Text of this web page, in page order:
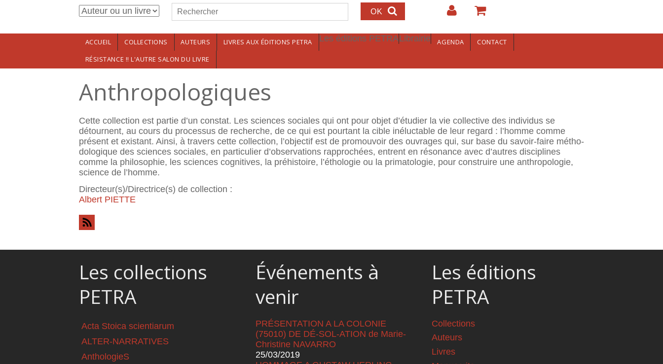
Aller au contenu principalFormulaire de recherche
Rechercher
ACCUEIL COLLECTIONS AUTEURS LIVRES AUX ÉDITIONS PETRA Les éditions PETRALibrairie AGENDA
CONTACT
RÉSISTANCE !! L'AUTRE SALON DU LIVRE
Anthropologiques
Cette collection est partie d’un constat. Les sciences sociales qui ont pour objet d’étudier la vie collective des individus se
détournent, au cours du processus de recherche, de ce qui est pourtant la cible inéluctable de leur regard : l’homme comme
présent et existant. Ainsi, à travers cette collection, l’objectif est de promouvoir des ouvrages qui, sur base du savoir-faire métho­
dologique des sciences sociales, en particulier d’observations rapprochées, entrent en résonance avec d’autres disciplines
comme la philosophie, les sciences cognitives, la préhistoire, l’éthologie ou la primatologie, pour construire une anthropo­logie,
science de l’homme.
Directeur(s)/Directrice(s) de collection :
Albert PIETTE
Les collections
PETRA
Acta Stoica scientiarum
ALTER-NARRATIVES
AnthologieS
Événements à
venir
PRÉSENTATION A LA COLONIE
(75010) DE DÉ-SOL-ATION de Marie-
Christine NAVARRO
25/03/2019
Les éditions
PETRA
Collections
Auteurs
Livres